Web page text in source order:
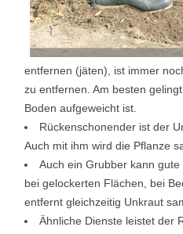
entfernen (jäten), ist immer
zu entfernen. Am besten
Boden aufgeweicht ist.
Rückenschonender ist der
Auch mit ihm wird die Pflanze
Auch ein Grubber kann
bei gelockerten Flächen, bei
entfernt gleichzeitig Unkraut
Ähnliche Dienste leistet der